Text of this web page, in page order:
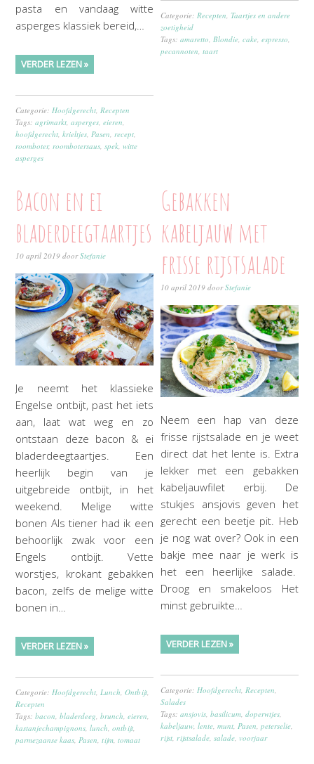
pasta en vandaag witte
asperges klassiek bereid,…
VERDER LEZEN »
Categorie: Hoofdgerecht Recepten
Tags:agrimarkt ,asperges ,eieren
hoofdgerecht ,krieltjes Pasen recept
roomboter, roombotersaus ,spek ,witte
asperges
Categorie: Recepten ,Taartjes en andere
zoetigheid
Tags:amaretto Blondie ,cake ,espresso
pecannoten ,taart
Bacon en ei
bladerdeegtaartjes
10 april 2019 doorStefanie
Je neemt het klassieke
Engelse ontbijt, past het iets
aan, laat wat weg en zo
ontstaan deze bacon & ei
bladerdeegtaartjes. Een
heerlijk begin van je
uitgebreide ontbijt, in het
weekend. Melige witte
bonen Als tiener had ik een
behoorlijk zwak voor een
Engels ontbijt. Vette
worstjes, krokant gebakken
bacon, zelfs de melige witte
bonen in…
VERDER LEZEN »
Categorie: Hoofdgerecht Lunch ,Ontbijt
Recepten
Tags:bacon ,bladerdeeg ,brunch ,eieren
kastanjechampignons ,lunch ,ontbijt
parmezaanse kaas Pasen ,tijm ,tomaat
Gebakken
kabeljauw met
frisse rijstsalade
10 april 2019 doorStefanie
Neem een hap van deze
frisse rijstsalade en je weet
direct dat het lente is. Extra
lekker met een gebakken
kabeljauwfilet erbij. De
stukjes ansjovis geven het
gerecht een beetje pit. Heb
je nog wat over? Ook in een
bakje mee naar je werk is
het een heerlijke salade.
Droog en smakeloos Het
minst gebruikte…
VERDER LEZEN »
Categorie: Hoofdgerecht Recepten
Salades
Tags:ansjovis ,basilicum ,doperwtjes
kabeljauw ,lente ,munt Pasen ,peterselie
rijst rijstsalade ,salade voorjaar